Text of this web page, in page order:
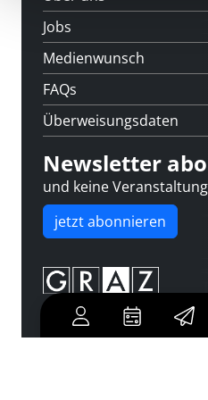
Jobs
Medienwunsch
FAQs
Überweisungsdaten
Newsletter
und keine
jetzt abonnieren
Cookies Impressum|